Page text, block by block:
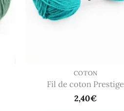
COTON
Fil de coton Prestige
2,40€